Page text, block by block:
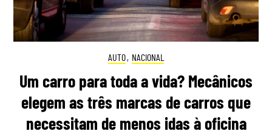
AUTO, NACIONAL
Um carro para toda a vida? Mecânicos
elegem as três marcas de carros que
necessitam de menos idas à oficina